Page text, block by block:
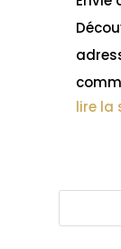
lire la